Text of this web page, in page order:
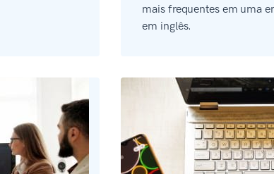
mais frequentes em uma
em inglês.